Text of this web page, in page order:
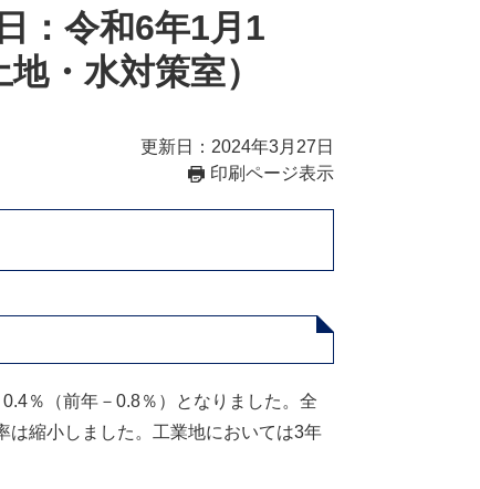
：令和6年1月1
・水対策室）
更新日：2024年3月27日
印刷ページ表示
％（前年－0.8％）となりました。全
は縮小しました。工業地においては3年